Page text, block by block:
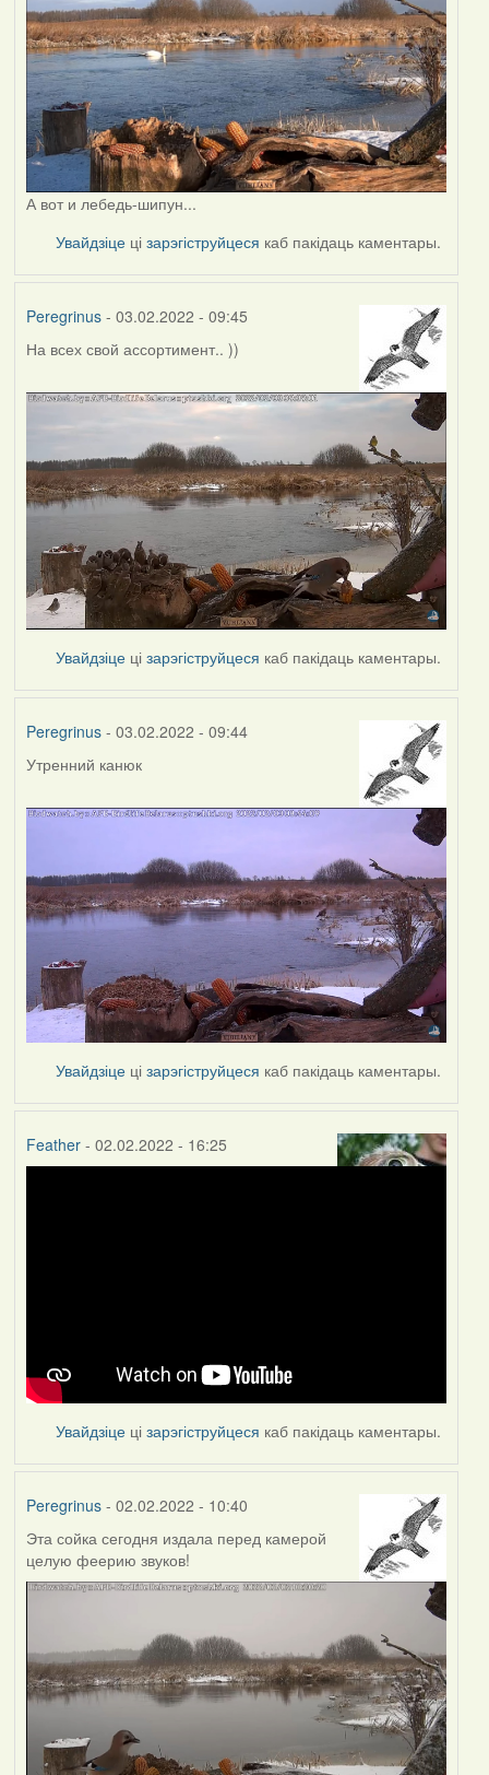
А вот и лебедь-шипун...
Увайдзіце цізарэгіструйцеся каб пакідаць каментары.
Peregrinus- 03.02.2022 - 09:45
На всех свой ассортимент.. ))
Увайдзіце цізарэгіструйцеся каб пакідаць каментары.
Peregrinus- 03.02.2022 - 09:44
Утренний канюк
Увайдзіце цізарэгіструйцеся каб пакідаць каментары.
Feather- 02.02.2022 - 16:25
Увайдзіце цізарэгіструйцеся каб пакідаць каментары.
Peregrinus- 02.02.2022 - 10:40
Эта сойка сегодня издала перед камерой
целую феерию звуков!